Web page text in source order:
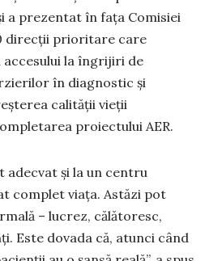
a prezentat în fața Comisiei
direcții prioritare care
la îngrijiri de
în diagnostic și
calității vieții
proiectului AER.
adecvat și la un centru
complet viața. Astăzi pot
– lucrez, călătoresc,
Este dovada că, atunci când